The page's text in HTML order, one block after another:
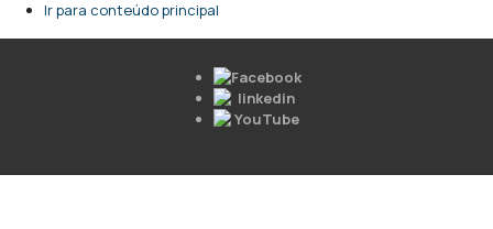
Ir para conteúdo principal